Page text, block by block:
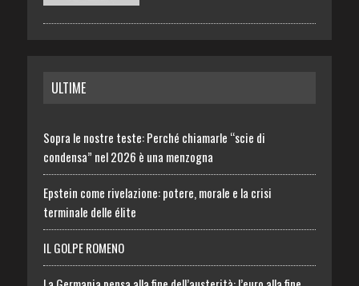
ULTIME
Sopra le nostre teste: Perché chiamarle “scie di
condensa” nel 2026 è una menzogna
Epstein come rivelazione: potere, morale e la crisi
terminale delle élite
IL GOLPE ROMENO